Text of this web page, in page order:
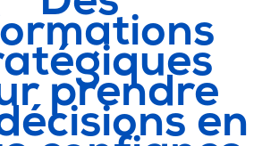
prendre
en